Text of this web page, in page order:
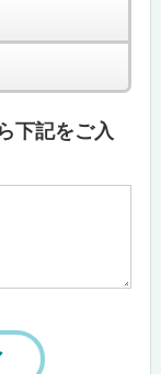
下記をご入